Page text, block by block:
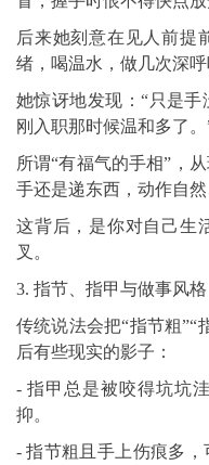
后来她刻意在见人前提
绪，喝温水，做几次深
她惊讶地发现：“只是
刚入职那时候温和多了。
所谓“有福气的手相”，
手还是递东西，动作自
这背后，是你对自己生
叉。
3. 指节、指甲与做事风格
传统说法会把“指节粗”“
后有些现实的影子：
- 指甲总是被咬得坑坑
抑。
- 指节粗且手上伤痕多